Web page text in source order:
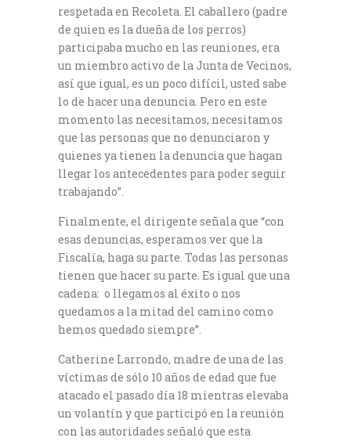
respetada en Recoleta. El caballero (padre
de quien es la dueña de los perros)
participaba mucho en las reuniones, era
un miembro activo de la Junta de Vecinos,
así que igual, es un poco difícil, usted sabe
lo de hacer una denuncia. Pero en este
momento las necesitamos, necesitamos
que las personas que no denunciaron y
quienes ya tienen la denuncia que hagan
llegar los antecedentes para poder seguir
trabajando”.
Finalmente, el dirigente señala que “con
esas denuncias, esperamos ver que la
Fiscalía, haga su parte. Todas las personas
tienen que hacer su parte. Es igual que una
cadena: o llegamos al éxito o nos
quedamos a la mitad del camino como
hemos quedado siempre”.
Catherine Larrondo, madre de una de las
víctimas de sólo 10 años de edad que fue
atacado el pasado día 18 mientras elevaba
un volantín y que participó en la reunión
con las autoridades señaló que esta